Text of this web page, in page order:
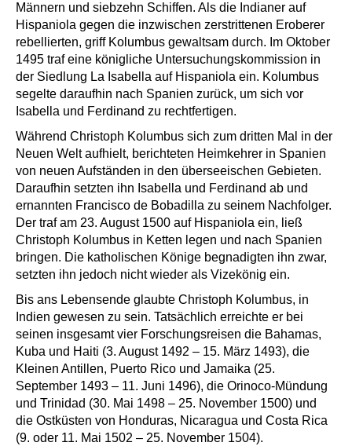
Männern und siebzehn Schiffen. Als die Indianer auf
Hispaniola gegen die inzwischen zerstrittenen Eroberer
rebellierten, griff Kolumbus gewaltsam durch. Im Oktober
1495 traf eine königliche Untersuchungskommission in
der Siedlung La Isabella auf Hispaniola ein. Kolumbus
segelte daraufhin nach Spanien zurück, um sich vor
Isabella und Ferdinand zu rechtfertigen.
Während Christoph Kolumbus sich zum dritten Mal in der
Neuen Welt aufhielt, berichteten Heimkehrer in Spanien
von neuen Aufständen in den überseeischen Gebieten.
Daraufhin setzten ihn Isabella und Ferdinand ab und
ernannten Francisco de Bobadilla zu seinem Nachfolger.
Der traf am 23. August 1500 auf Hispaniola ein, ließ
Christoph Kolumbus in Ketten legen und nach Spanien
bringen. Die katholischen Könige begnadigten ihn zwar,
setzten ihn jedoch nicht wieder als Vizekönig ein.
Bis ans Lebensende glaubte Christoph Kolumbus, in
Indien gewesen zu sein. Tatsächlich erreichte er bei
seinen insgesamt vier Forschungsreisen die Bahamas,
Kuba und Haiti (3. August 1492 – 15. März 1493), die
Kleinen Antillen, Puerto Rico und Jamaika (25.
September 1493 – 11. Juni 1496), die Orinoco-Mündung
und Trinidad (30. Mai 1498 – 25. November 1500) und
die Ostküsten von Honduras, Nicaragua und Costa Rica
(9. oder 11. Mai 1502 – 25. November 1504).